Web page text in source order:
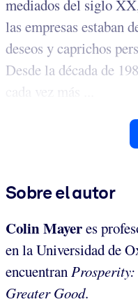
mediados del siglo
las empresas estaban
deseos y caprichos
Desde la década de
cada vez más ...
Sobre el autor
Colin Mayeres
en la Universidad de
encuentranProsperity:
Greater Good.